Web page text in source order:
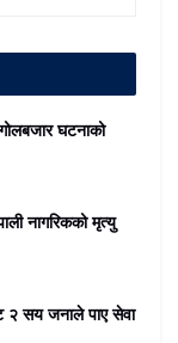
घटनाको
नागरिकको मृत्यु
२ सय जनाले पाए सेवा